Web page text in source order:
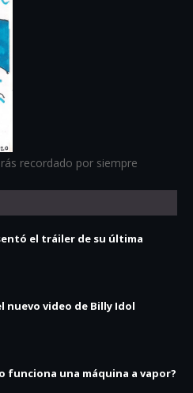
recordado por siempre
el tráiler de su última
nuevo video de Billy Idol
funciona una máquina a vapor?